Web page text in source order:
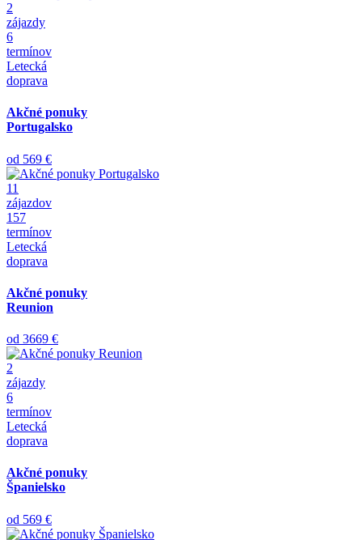
2
zájazdy
6
termínov
Letecká
doprava
Akčné ponuky
Portugalsko
od 569 €
11
zájazdov
157
termínov
Letecká
doprava
Akčné ponuky
Reunion
od 3669 €
2
zájazdy
6
termínov
Letecká
doprava
Akčné ponuky
Španielsko
od 569 €